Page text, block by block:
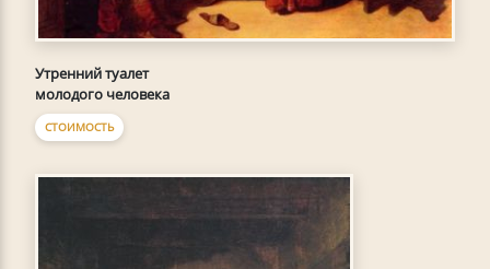
Утренний туалет
молодого человека
СТОИМОСТЬ